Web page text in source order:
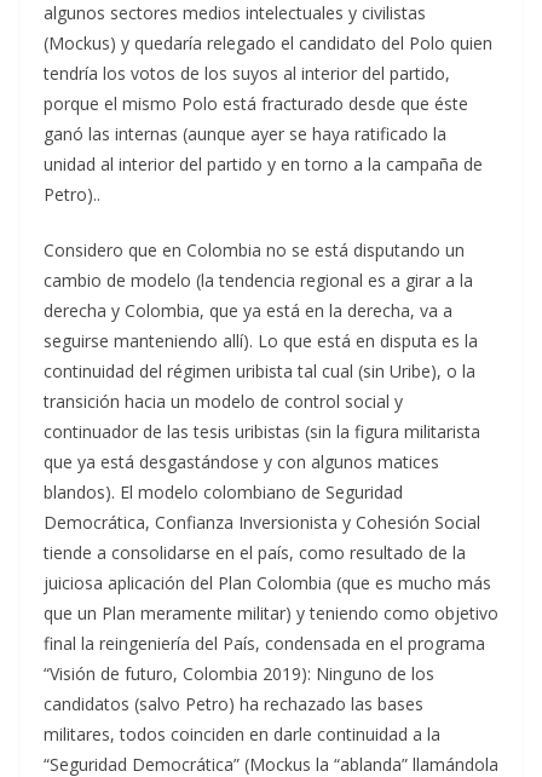
algunos sectores medios intelectuales y civilistas
(Mockus) y quedaría relegado el candidato del Polo quien
tendría los votos de los suyos al interior del partido,
porque el mismo Polo está fracturado desde que éste
ganó las internas (aunque ayer se haya ratificado la
unidad al interior del partido y en torno a la campaña de
Petro)..
Considero que en Colombia no se está disputando un
cambio de modelo (la tendencia regional es a girar a la
derecha y Colombia, que ya está en la derecha, va a
seguirse manteniendo allí). Lo que está en disputa es la
continuidad del régimen uribista tal cual (sin Uribe), o la
transición hacia un modelo de control social y
continuador de las tesis uribistas (sin la figura militarista
que ya está desgastándose y con algunos matices
blandos). El modelo colombiano de Seguridad
Democrática, Confianza Inversionista y Cohesión Social
tiende a consolidarse en el país, como resultado de la
juiciosa aplicación del Plan Colombia (que es mucho más
que un Plan meramente militar) y teniendo como objetivo
final la reingeniería del País, condensada en el programa
“Visión de futuro, Colombia 2019): Ninguno de los
candidatos (salvo Petro) ha rechazado las bases
militares, todos coinciden en darle continuidad a la
“Seguridad Democrática” (Mockus la “ablanda” llamándola